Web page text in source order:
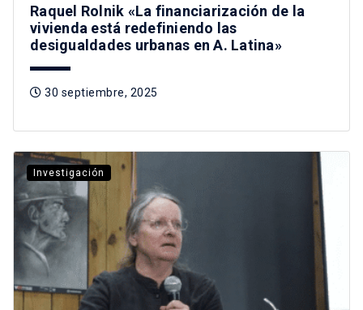
Raquel Rolnik «La financiarización de la
vivienda está redefiniendo las
desigualdades urbanas en A. Latina»
30 septiembre, 2025
Investigación